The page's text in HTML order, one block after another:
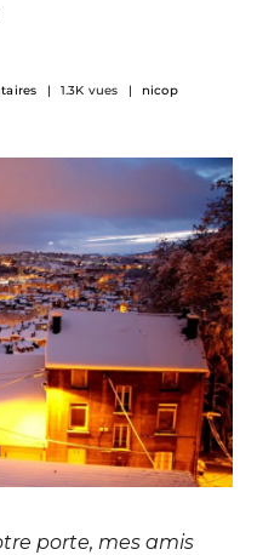
1.3K vues nicop
porte, mes amis